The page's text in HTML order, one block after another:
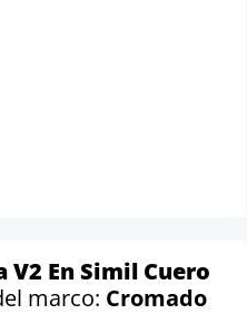
V2 En Simil Cuero
marco: Cromado